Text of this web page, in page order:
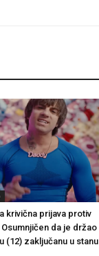
krivična prijava protiv
Osumnjičen da je držao
(12) zaključanu u stanu